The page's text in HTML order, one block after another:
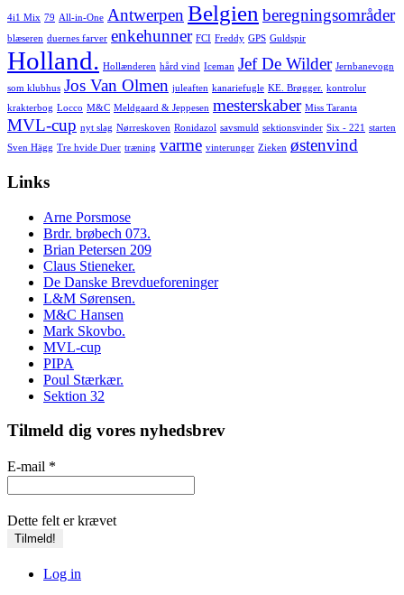
4i1 Mix 79 All-in-One Antwerpen Belgien beregningsområder
blæseren duernes farver enkehunner FCI Freddy GPS Guldspir
Holland. Hollænderen hård vind Iceman Jef De Wilder Jernbanevogn
som klubhus Jos Van Olmen juleaften kanariefugle KE. Brøgger. kontrolur
krakterbog Locco M&C Meldgaard & Jeppesen mesterskaber Miss Taranta
MVL-cup nyt slag Nørreskoven Ronidazol savsmuld sektionsvinder Six - 221
starten
Sven Hägg Tre hvide Duer træning varme vinterunger Zieken østenvind
Links
Arne Porsmose
Brdr. brøbech 073.
Brian Petersen 209
Claus Stieneker.
De Danske Brevdueforeninger
L&M Sørensen.
M&C Hansen
Mark Skovbo.
MVL-cup
PIPA
Poul Stærkær.
Sektion 32
Tilmeld dig vores nyhedsbrev
E-mail *
Dette felt er krævet
Log in